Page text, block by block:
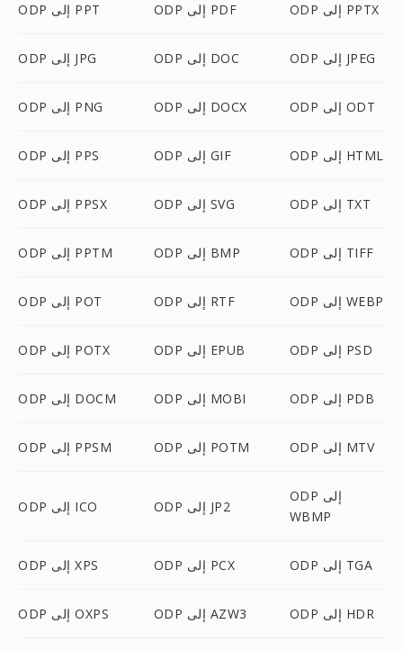
ODP إلى PPT ODP إلى PDF ODP إلى PPTX
ODP إلى JPG ODP إلى DOC ODP إلى JPEG
ODP إلى PNG ODP إلى DOCX ODP إلى ODT
ODP إلى PPS ODP إلى GIF ODP إلى HTML
ODP إلى PPSX ODP إلى SVG ODP إلى TXT
ODP إلى PPTM ODP إلى BMP ODP إلى TIFF
ODP إلى POT ODP إلى RTF ODP إلى WEBP
ODP إلى POTX ODP إلى EPUB ODP إلى PSD
ODP إلى DOCM ODP إلى MOBI ODP إلى PDB
ODP إلى PPSM ODP إلى POTM ODP إلى MTV
ODP إلى ICO ODP إلى JP2
ODP إلى
WBMP
ODP إلى XPS ODP إلى PCX ODP إلى TGA
ODP إلى OXPS ODP إلى AZW3 ODP إلى HDR